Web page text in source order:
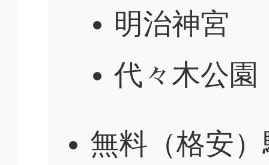
明治神宮
代々木公園
無料（格安